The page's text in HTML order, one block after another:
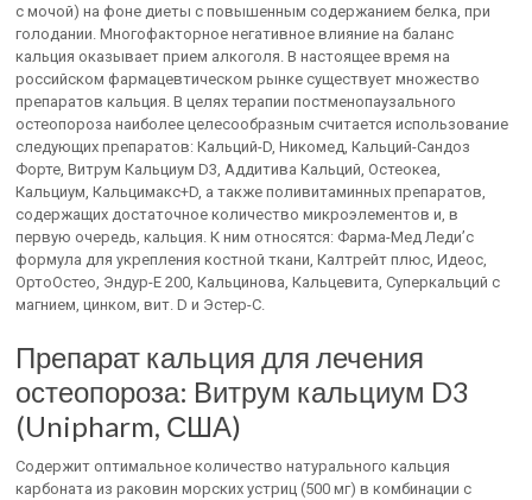
с мочой) на фоне диеты с повышенным содержанием белка, при
голодании. Многофакторное негативное влияние на баланс
кальция оказывает прием алкоголя. В настоящее время на
российском фармацевтическом рынке существует множество
препаратов кальция. В целях терапии постменопаузального
остеопороза наиболее целесообразным считается использование
следующих препаратов: Кальций-D, Никомед, Кальций-Сандоз
Форте, Витрум Кальциум D3, Аддитива Кальций, Остеокеа,
Кальциум, Кальцимакс+D, а также поливитаминных препаратов,
содержащих достаточное количество микроэлементов и, в
первую очередь, кальция. К ним относятся: Фарма-Мед Леди’с
формула для укрепления костной ткани, Калтрейт плюс, Идеос,
ОртоОстео, Эндур-Е 200, Кальцинова, Кальцевита, Суперкальций с
магнием, цинком, вит. D и Эстер-С.
Препарат кальция для лечения
остеопороза: Витрум кальциум D3
(Unipharm, США)
Содержит оптимальное количество натурального кальция
карбоната из раковин морских устриц (500 мг) в комбинации с